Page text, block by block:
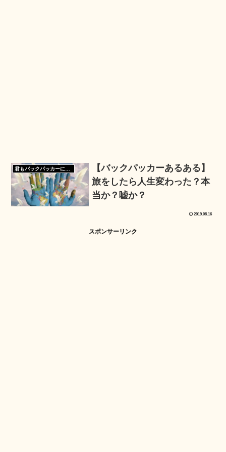
【バックパッカーあるある】
旅をしたら人生変わった？本
当か？嘘か？
2019.08.16
スポンサーリンク